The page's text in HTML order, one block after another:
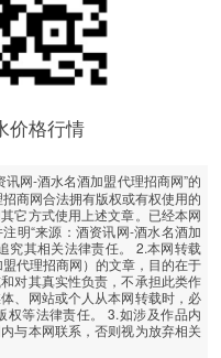
价格行情
讯网-酒水名酒加盟代理招商网”的
商网合法拥有版权或有权使用的
它方式使用上述文章。已经本网
明“来源：酒资讯网-酒水名酒加
究其相关法律责任。 2.本网转载
代理招商网）的文章，目的在于
对其真实性负责，不承担此类作
、网站或个人从本网转载时，必
权等法律责任。 3.如涉及作品内
与本网联系，否则视为放弃相关